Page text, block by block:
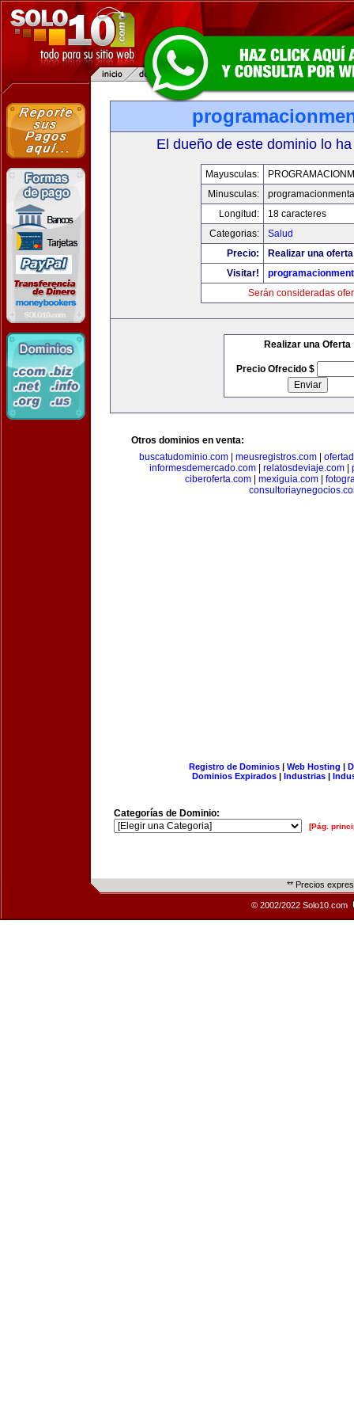
El dueño de este dominio lo
Mayusculas:
Minusculas:
Longitud:
18 caracteres
Categorias:
Salud
Precio:
Realizar una
Visitar!
Serán consideradas
Realizar una Oferta
Precio Ofrecido $
Otros dominios en venta:
buscatudominio.com| meusregistros.com|
informesdemercado.com| relatosdeviaje.com|
ciberoferta.com
mexiguia.com
Registro de Dominios| Web Hosting |
Dominios Expirados | Industrias |
Categorías de Dominio:
[Pág.
** Precios
© 2002/2022 Solo10.com